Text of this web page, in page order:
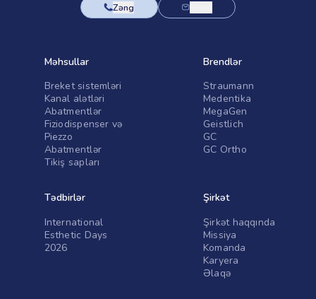
Zəng
Məhsullar
Breket sistemləri
Kanal alətləri
Abatmentlər
Fiziodispenser və
Piezzo
Abatmentlər
Tikiş sapları
Brendlər
Straumann
Medentika
MegaGen
Geistlich
GC
GC Ortho
Tədbirlər
International
Esthetic Days
2026
Şirkət
Şirkət haqqında
Missiya
Komanda
Karyera
Əlaqə